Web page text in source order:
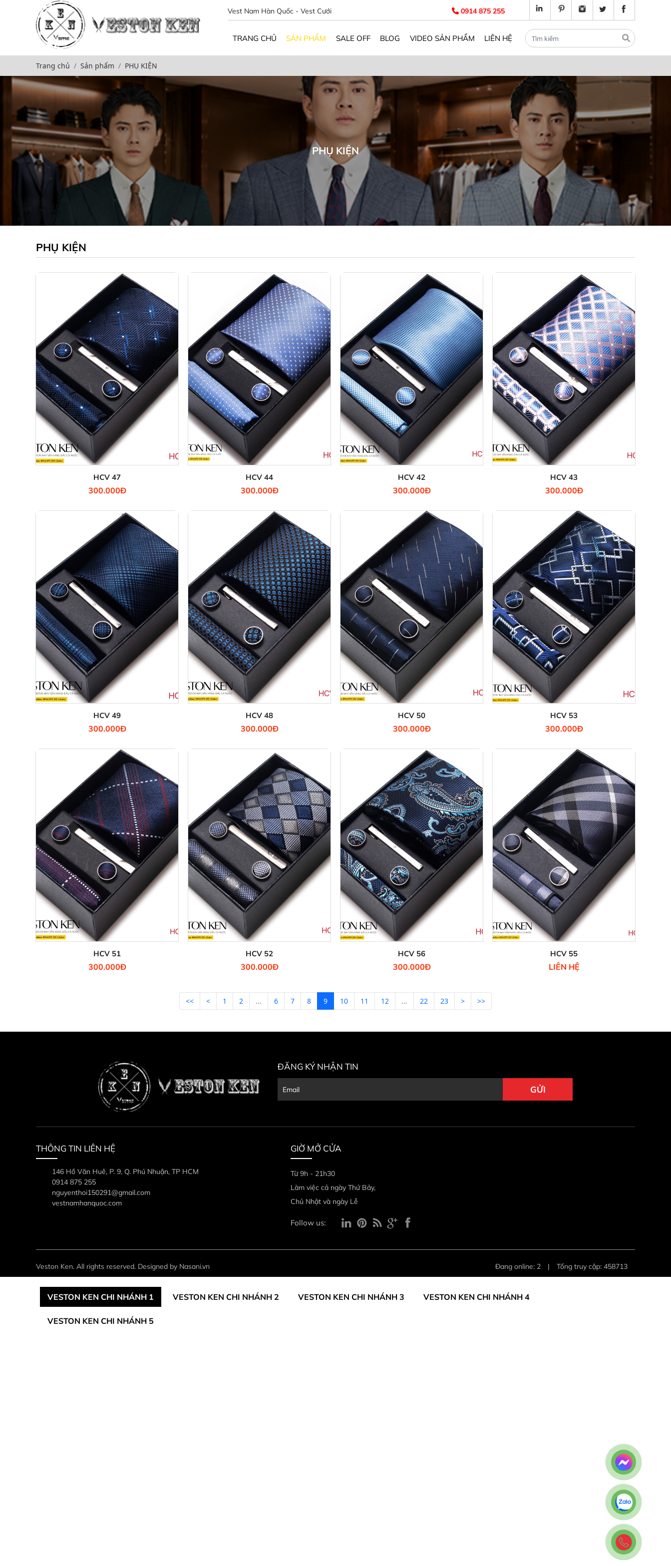
Vest Nam Hàn Quốc - Vest Cưới 0914 875 255
TRANG CHỦ SẢN PHẨM SALE OFF BLOG VIDEO SẢN PHẨM LIÊN HỆ
Trang chủ Sản phẩm PHỤ KIỆN
PHỤ KIỆN
PHỤ KIỆN
HCV 47
300.000Đ
HCV 44
300.000Đ
HCV 42
300.000Đ
HCV 43
300.000Đ
HCV 49
300.000Đ
HCV 48
300.000Đ
HCV 50
300.000Đ
HCV 53
300.000Đ
HCV 51
300.000Đ
HCV 52
300.000Đ
HCV 56
300.000Đ
HCV 55
LIÊN HỆ
<< < 1 2 ... 6 7 8 9 10 11 12 ... 22 23 > >>
ĐĂNG KÝ NHẬN TIN
THÔNG TIN LIÊN HỆ
146 Hồ Văn Huê, P. 9, Q. Phú Nhuận, TP HCM
0914 875 255
nguyenthoi150291@gmail.com
vestnamhanquoc.com
GIỜ MỞ CỬA
Từ 9h - 21h30
Làm việc cả ngày Thứ Bảy,
Chủ Nhật và ngày Lễ
Follow us:
Veston Ken. All rights reserved. Designed by Nasani.vn Đang online: 2 | Tổng truy cập: 458713
VESTON KEN CHI NHÁNH 1 VESTON KEN CHI NHÁNH 2 VESTON KEN CHI NHÁNH 3 VESTON KEN CHI NHÁNH 4
VESTON KEN CHI NHÁNH 5